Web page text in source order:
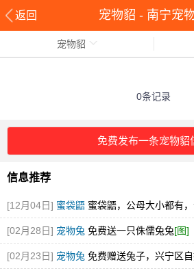
返回 宠物貂 - 南宁宠
宠物貂
0条记录
免费发布一条宠物貂
信息推荐
[12月04日] 蜜袋鼯 蜜袋鼯，公母大小都有
[02月28日] 宠物兔 免费送一只侏儒兔兔[图]
[02月23日] 宠物兔 免费赠送兔子，兴宁区